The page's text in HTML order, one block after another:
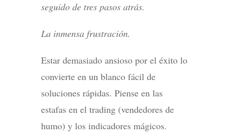
seguido de tres pasos atrás.
La inmensa frustración.
Estar demasiado ansioso por el éxito lo
convierte en un blanco fácil de
soluciones rápidas. Piense en las
estafas en el trading (vendedores de
humo) y los indicadores mágicos.